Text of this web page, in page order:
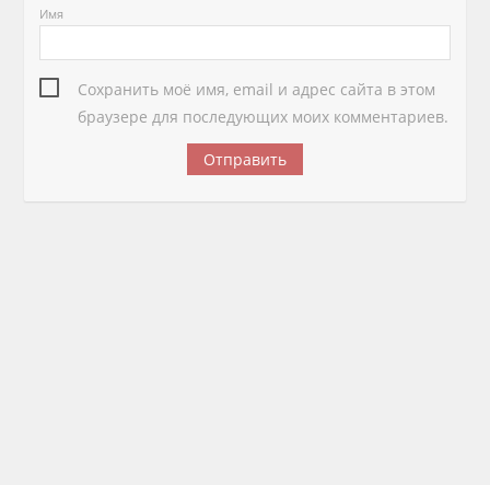
Имя
Сохранить моё имя, email и адрес сайта в этом
браузере для последующих моих комментариев.